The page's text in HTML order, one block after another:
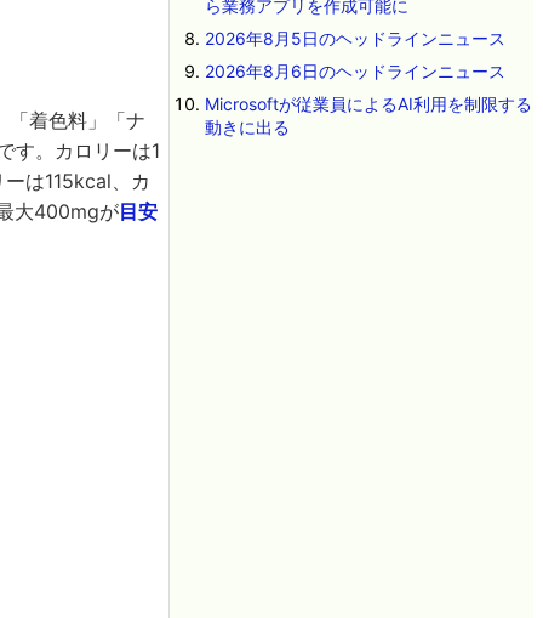
「着色料」「ナ
す。カロリーは1
は115kcal、カ
大400mgが目安
ら業務アプリを作成可能に
2026年8月5日のヘッドラインニュース
2026年8月6日のヘッドラインニュース
Microsoftが従業員によるAI利用を制限する
動きに出る